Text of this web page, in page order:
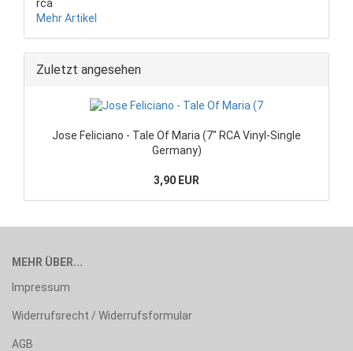
rca
Mehr Artikel
Zuletzt angesehen
Jose Feliciano - Tale Of Maria (7" RCA Vinyl-Single
Germany)
3,90 EUR
MEHR ÜBER...
Impressum
Widerrufsrecht / Widerrufsformular
AGB